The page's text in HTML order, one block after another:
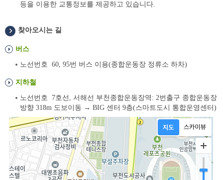
등을 이용한 교통정보를 제공하고 있습니다.
찾아오시는 길
버스
노선번호 60, 95번 버스 이용(종합운동장 정류소 하차)
지하철
노선번호 7호선, 서해선 부천종합운동장역: 2번출구 종합운동장
방향 318m 도보이동 → BIG 센터 9층(스마트도시 통합운영센터)